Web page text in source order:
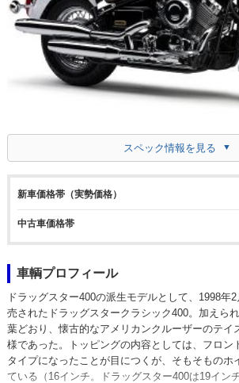
スペック情報を見る
新車価格帯（実勢価格）
中古車価格帯
車輌プロフィール
ドラッグスター400の派生モデルとして、1998年
売されたドラッグスタークラシック400。加えら
葉どおり、懐古的なアメリカンクルーザーのテイ
様であった。トッピングの内容としては、フロン
タイプになったことが目につくが、そもそものホ
ている（16インチ。ドラッグスター400は19イン